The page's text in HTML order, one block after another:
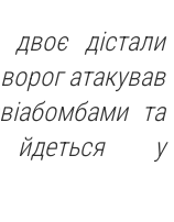
дістали
атакував
та
у